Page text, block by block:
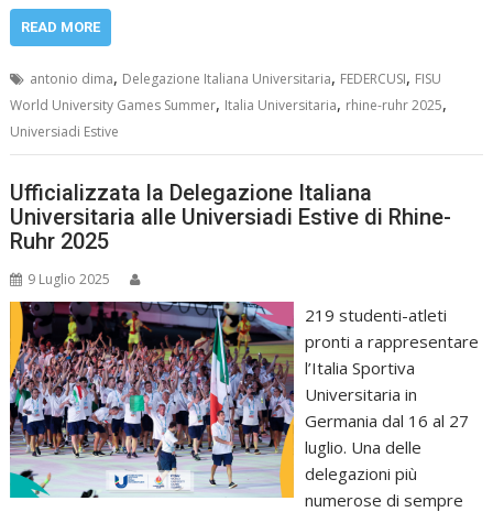
READ MORE
antonio dima, Delegazione Italiana Universitaria, FEDERCUSI, FISU
World University Games Summer, Italia Universitaria, rhine-ruhr 2025,
Universiadi Estive
Ufficializzata la Delegazione Italiana
Universitaria alle Universiadi Estive di Rhine-
Ruhr 2025
9 Luglio 2025
219 studenti-atleti
pronti a rappresentare
l’Italia Sportiva
Universitaria in
Germania dal 16 al 27
luglio. Una delle
delegazioni più
numerose di sempre